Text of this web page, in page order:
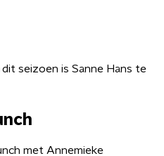
seizoen is Sanne Hans te
met Annemieke